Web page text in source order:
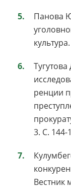
Панова
ренции
3. С. 144-
Вестник